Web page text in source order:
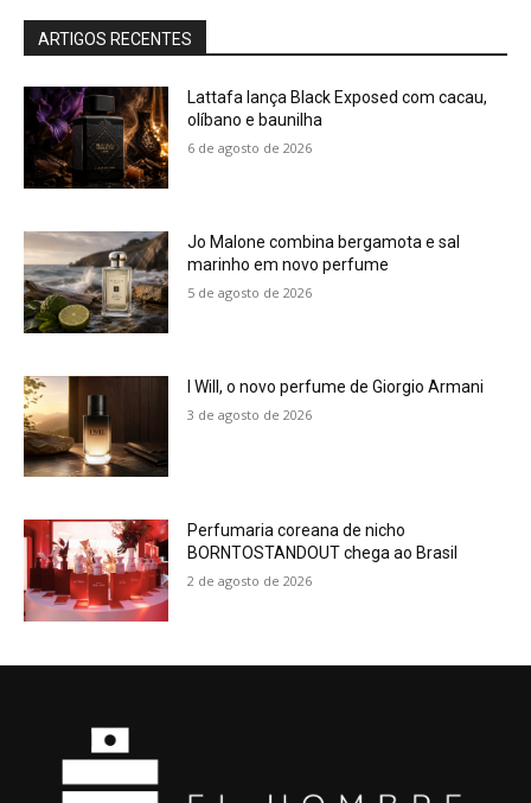
ARTIGOS RECENTES
Lattafa lança Black Exposed com cacau,
olíbano e baunilha
6 de agosto de 2026
Jo Malone combina bergamota e sal
marinho em novo perfume
5 de agosto de 2026
I Will, o novo perfume de Giorgio Armani
3 de agosto de 2026
Perfumaria coreana de nicho
BORNTOSTANDOUT chega ao Brasil
2 de agosto de 2026